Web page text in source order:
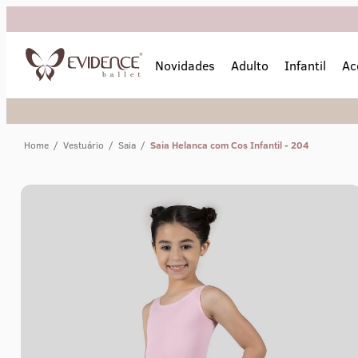
Novidades Adulto Infantil
Home / Vestuário / Saia / Saia Helanca com Cos Infantil - 204